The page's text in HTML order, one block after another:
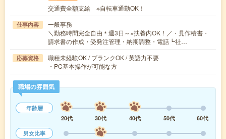
交通費全額支給 ※自転車通勤OK！
仕事内容
一般事務
＼勤務時間完全自由＊週3日～×扶養内OK！／・見作積書・
請求書の作成・受発注管理・納期調整・電話┗社…
応募資格
職種未経験OK / ブランクOK / 英語力不要
・PC基本操作が可能な方
職場の雰囲気
年齢層
20代
30代 40代 50代
60代
男女比率